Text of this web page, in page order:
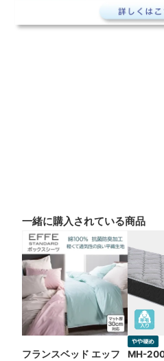
一緒に購入されている商品
フランスベッド エッフ
MH-